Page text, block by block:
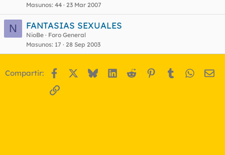
Masunos 44 23 Mar 2007
N FANTASIAS SEXUALES
NioBe
Foro General
Masunos 17 28 Sep 2003
Compartir: Facebook BlueskyLinkedIn
Reddit Pinterest
Tumblr
Enlace